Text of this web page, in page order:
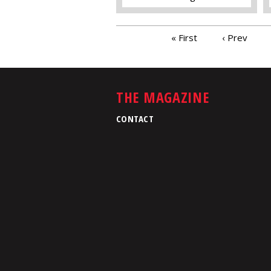
« First ‹ Prev
THE MAGAZINE
CONTACT